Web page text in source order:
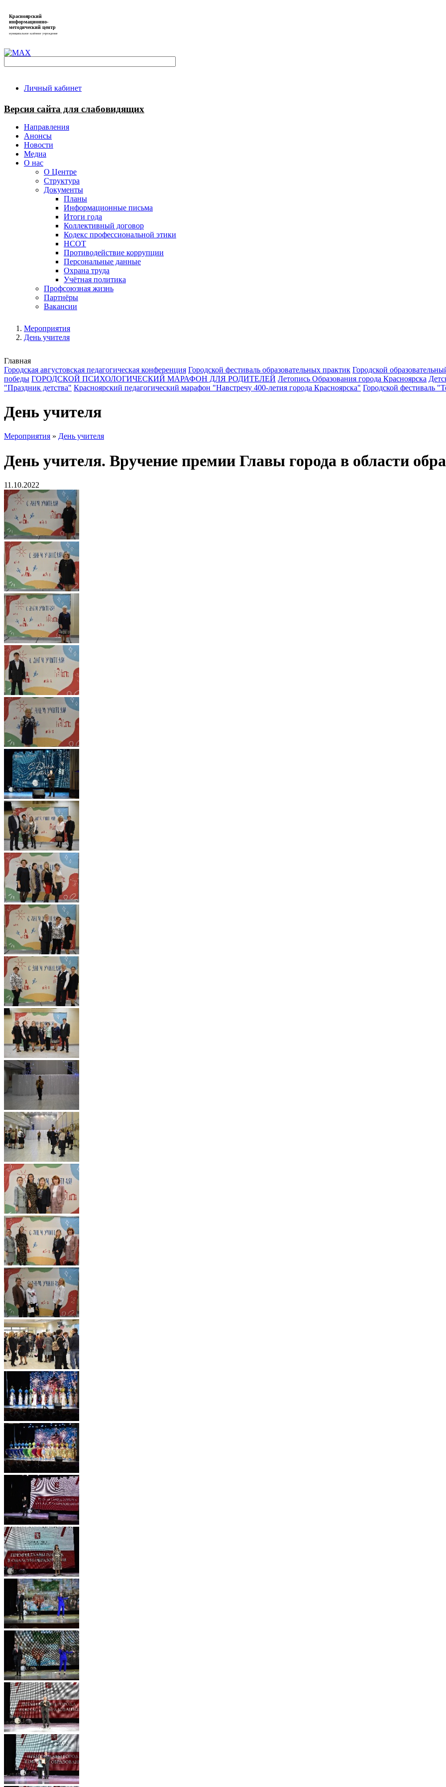
Красноярский
информационно-
методический центр
муниципальное казённое учреждение
Личный кабинет
Версия сайта для слабовидящих
Направления
Анонсы
Новости
Медиа
О нас
О Центре
Структура
Документы
Планы
Информационные письма
Итоги года
Коллективный договор
Кодекс профессиональной этики
НСОТ
Противодействие коррупции
Персональные данные
Охрана труда
Учётная политика
Профсоюзная жизнь
Партнёры
Вакансии
Мероприятия
День учителя
Главная
Городская августовская педагогическая конференция Городской фестиваль образовательных практик Городской
победы ГОРОДСКОЙ ПСИХОЛОГИЧЕСКИЙ МАРАФОН ДЛЯ РОДИТЕЛЕЙ Летопись Образования города Красноярска
"Праздник детства" Красноярский педагогический марафон "Навстречу 400-летия города Красноярска" Городской фестиваль
День учителя
Мероприятия » День учителя
День учителя. Вручение премии Главы города в области
11.10.2022